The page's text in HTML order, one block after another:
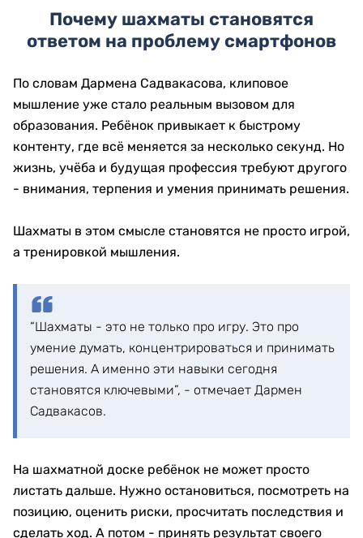
Почему шахматы становятся
ответом на проблему смартфонов
По словам Дармена Садвакасова, клиповое
мышление уже стало реальным вызовом для
образования. Ребёнок привыкает к быстрому
контенту, где всё меняется за несколько секунд. Но
жизнь, учёба и будущая профессия требуют другого
- внимания, терпения и умения принимать решения.
Шахматы в этом смысле становятся не просто игрой,
а тренировкой мышления.
“Шахматы - это не только про игру. Это про
умение думать, концентрироваться и принимать
решения. А именно эти навыки сегодня
становятся ключевыми”, - отмечает Дармен
Садвакасов.
На шахматной доске ребёнок не может просто
листать дальше. Нужно остановиться, посмотреть на
позицию, оценить риски, просчитать последствия и
сделать ход. А потом - принять результат своего